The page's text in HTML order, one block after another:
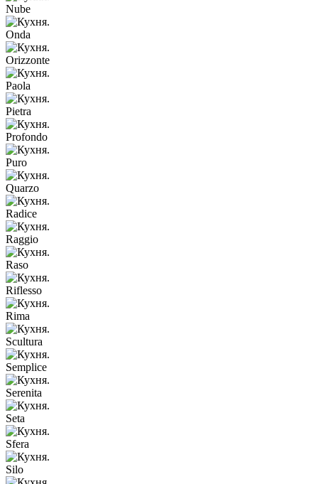
Nube
Onda
Orizzonte
Paola
Pietra
Profondo
Puro
Quarzo
Radice
Raggio
Raso
Riflesso
Rima
Scultura
Semplice
Serenita
Seta
Sfera
Silo